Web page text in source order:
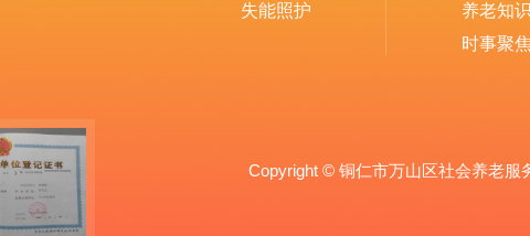
失能照护
养老知
时事聚
Copyright © 铜仁市万山区社会养老